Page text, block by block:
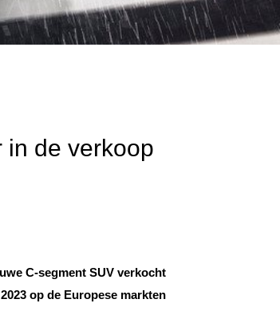
in de verkoop
C-segment SUV verkocht
op de Europese markten